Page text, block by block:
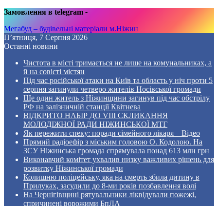
Замовлення в telegram -
Мегабуд – будівельні матеріали м.Ніжин
П’ятниця, 7 Серпня 2026
Останні новини
Чистота в місті тримається не лише на комунальниках, а
й на совісті містян
Під час російської атаки на Київ та область у ніч проти 5
серпня загинули четверо жителів Носівської громади
Ще один житель з Ніжинщини загинув під час обстрілу
РФ на залізничній станції Квітнева
ВІДКРИТО НАБІР ДО VIII СКЛИКАННЯ
МОЛОДІЖНОЇ РАДИ НІЖИНСЬКОЇ МТГ
Як пережити спеку: поради сімейного лікаря – Відео
Прямий радіоефір з міським головою О. Кодолою. На
ЗСУ Ніжинська громада спрямувала понад 613 млн грн
Виконавчий комітет ухвалив низку важливих рішень для
розвитку Ніжинської громади
Колишню поліцейську, яка на смерть збила дитину в
Прилуках, засудили до 8-ми років позбавлення волі
На Чернігівщині рятувальники ліквідували пожежі,
спричинені ворожими БпЛА